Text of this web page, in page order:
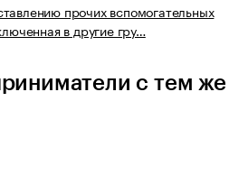
прочих вспомогательных
в другие гру…
с тем же